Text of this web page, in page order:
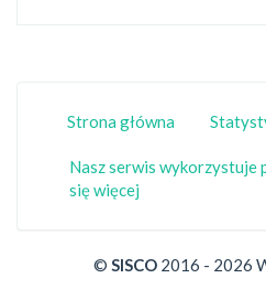
Strona główna
Nasz serwis wykorzystuje
się więcej
© SISCO 2016 - 2026